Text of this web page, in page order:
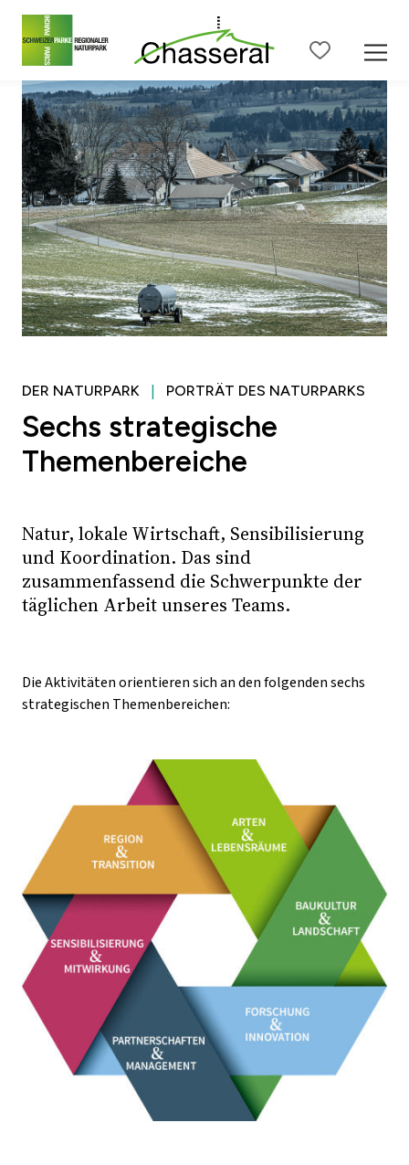
Zum Seiteninhalt
DER NATURPARK PORTRÄT DES NATURPARKS
Sechs strategische
Themenbereiche
Natur, lokale Wirtschaft, Sensibilisierung
und Koordination. Das sind
zusammenfassend die Schwerpunkte der
täglichen Arbeit unseres Teams.
Die Aktivitäten orientieren sich an den folgenden sechs
strategischen Themenbereichen: